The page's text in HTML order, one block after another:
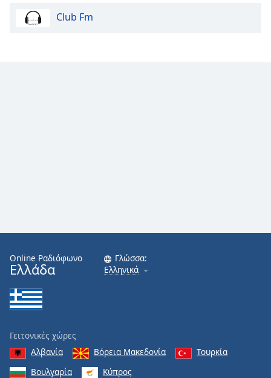
Club Fm
Online Ραδιόφωνο
Ελλάδα
Γλώσσα:
Ελληνικά
Γειτονικές χώρες
Αλβανία
Βόρεια Μακεδονία
Τουρκία
Βουλγαρία
Κύπρος